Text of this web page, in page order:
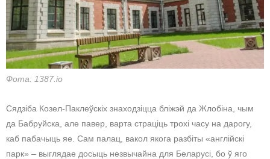
Фота: 1387.io
Сядзіба Козел-Паклеўскіх знаходзіцца бліжэй да Жлобіна, чым
да Бабруйска, але павер, варта страціць трохі часу на дарогу,
каб пабачыць яе. Сам палац, вакол якога разбіты «англійскі
парк» – выглядае досыць незвычайна для Беларусі, бо ў яго